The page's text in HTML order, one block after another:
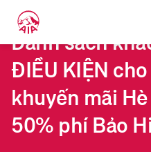
Danh sách
ĐIỀU KIỆN
khuyến mãi
50% phí Bảo